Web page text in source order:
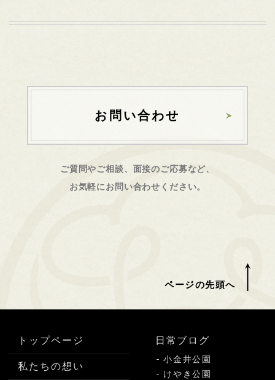
お問い合わせ
ご質問やご相談、面接のご応募など、
お気軽にお問い合わせください。
ページの先頭へ
トップページ
私たちの想い
日常ブログ
小金井公園
けやき公園